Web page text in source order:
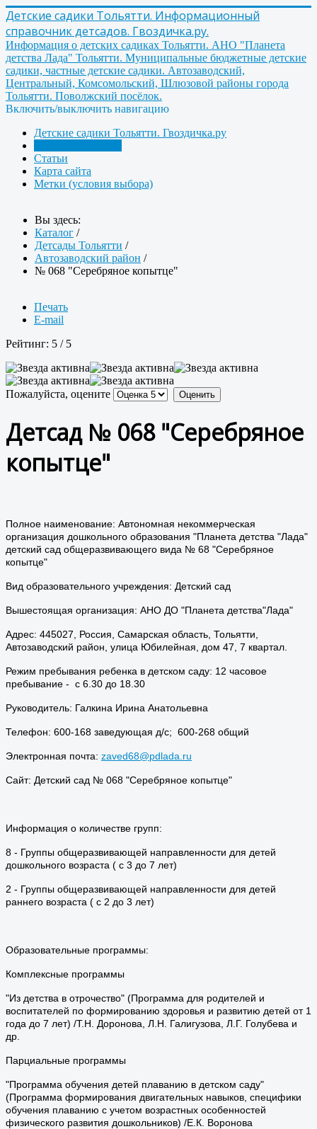
Детские садики Тольятти. Информационный
справочник детсадов. Гвоздичка.ру.
Информация о детских садиках Тольятти. АНО "Планета
детства Лада" Тольятти. Муниципальные бюджетные детские
садики, частные детские садики. Автозаводский,
Центральный, Комсомольский, Шлюзовой районы города
Тольятти. Поволжский посёлок.
Включить/выключить навигацию
Детские садики Тольятти. Гвоздичка.ру
Статьи
Карта сайта
Метки (условия выбора)
Вы здесь:
Каталог /
Детсады Тольятти /
Автозаводский район /
№ 068 "Серебряное копытце"
Печать
E-mail
Рейтинг: 5 / 5
Пожалуйста, оцените
Детсад № 068 "Серебряное
копытце"
Полное наименование: Автономная некоммерческая
организация дошкольного образования "Планета детства "Лада"
детский сад общеразвивающего вида № 68 "Серебряное
копытце"
Вид образовательного учреждения: Детский сад
Вышестоящая организация: АНО ДО "Планета детства"Лада"
Адрес: 445027, Россия, Самарская область, Тольятти,
Автозаводский район, улица Юбилейная, дом 47, 7 квартал.
Режим пребывания ребенка в детском саду: 12 часовое
пребывание - с 6.30 до 18.30
Руководитель: Галкина Ирина Анатольевна
Телефон: 600-168 заведующая д/с; 600-268 общий
Электронная почта: zaved68@pdlada.ru
Сайт: Детский сад № 068 "Серебряное копытце"
Информация о количестве групп:
8 - Группы общеразвивающей направленности для детей
дошкольного возраста ( с 3 до 7 лет)
2 - Группы общеразвивающей направленности для детей
раннего возраста ( с 2 до 3 лет)
Образовательные программы:
Комплексные программы
"Из детства в отрочество" (Программа для родителей и
воспитателей по формированию здоровья и развитию детей от 1
года до 7 лет) /Т.Н. Доронова, Л.Н. Галигузова, Л.Г. Голубева и
др.
Парциальные программы
"Программа обучения детей плаванию в детском саду"
(Программа формирования двигательных навыков, специфики
обучения плаванию с учетом возрастных особенностей
физического развития дошкольников) /Е.К. Воронова